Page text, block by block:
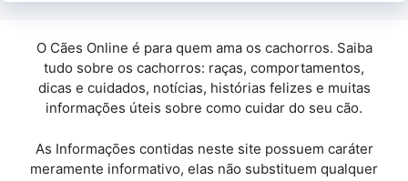
O Cães Online é para quem ama os cachorros. Saiba
tudo sobre os cachorros: raças, comportamentos,
dicas e cuidados, notícias, histórias felizes e muitas
informações úteis sobre como cuidar do seu cão.
As Informações contidas neste site possuem caráter
meramente informativo, elas não substituem qualquer